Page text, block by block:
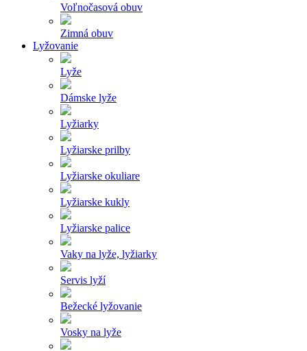
Voľnočasová obuv
Zimná obuv
Lyžovanie
Lyže
Dámske lyže
Lyžiarky
Lyžiarske prilby
Lyžiarske okuliare
Lyžiarske kukly
Lyžiarske palice
Vaky na lyže, lyžiarky
Servis lyží
Bežecké lyžovanie
Vosky na lyže